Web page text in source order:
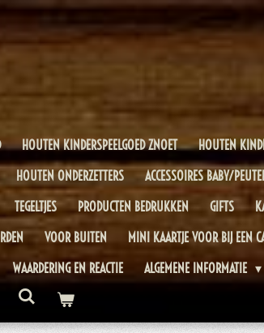
HOUTEN KINDERSPEELGOED ZNOET HOUTEN
HOUTEN ONDERZETTERS ACCESSOIRES BABY/
TEGELTJES PRODUCTEN BEDRUKKEN GIFTS
VOOR BUITEN MINI KAARTJE VOOR BIJ EEN
WAARDERING EN REACTIE ALGEMENE INFORMATIE